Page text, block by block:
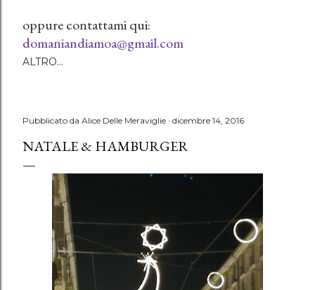
oppure contattami qui:
domaniandiamoa@gmail.com
ALTRO…
Pubblicato da Alice Delle Meraviglie dicembre 14, 2016
NATALE & HAMBURGER